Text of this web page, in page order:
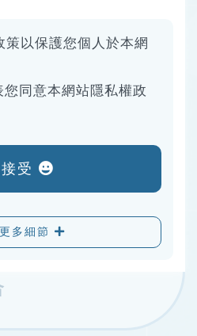
以保護您個人於本網
同意本網站隱私權政
受
多細節